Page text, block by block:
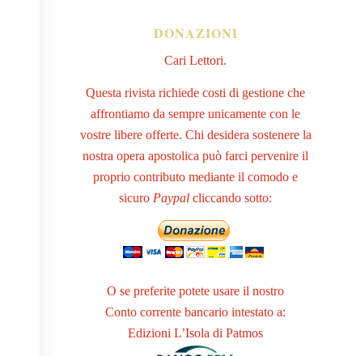
DONAZIONI
Cari Lettori.
Questa rivista richiede costi di gestione che
affrontiamo da sempre unicamente con le
vostre libere offerte. Chi desidera sostenere la
nostra opera apostolica può farci pervenire il
proprio contributo mediante il comodo e
sicuro Paypal cliccando sotto:
O se preferite potete usare il nostro
Conto corrente bancario intestato a:
Edizioni L’Isola di Patmos